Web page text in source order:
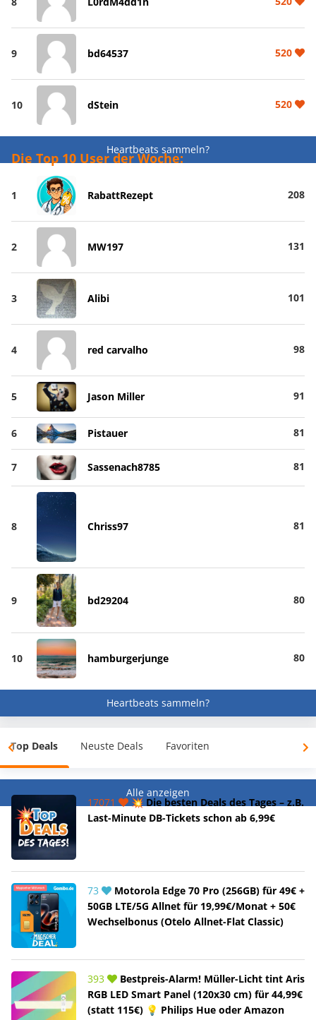
9 bd64537 520
10 dStein 520
Heartbeats sammeln?
Die Top 10 User der Woche:
1 RabattRezept 208
2 MW197 131
3 Alibi 101
4 red carvalho 98
5 Jason Miller 91
6 Pistauer 81
7 Sassenach8785 81
8 Chriss97 81
9 bd29204 80
10 hamburgerjunge 80
Heartbeats sammeln?
Top Deals Neuste Deals Favoriten
Alle anzeigen
17071
💥 Die besten Deals des Tages – z.B.
Last-Minute DB-Tickets schon ab 6,99€
73
Motorola Edge 70 Pro (256GB) für 49€ +
50GB LTE/5G Allnet für 19,99€/Monat + 50€
Wechselbonus (Otelo Allnet-Flat Classic)
393
Bestpreis-Alarm! Müller-Licht tint Aris
RGB LED Smart Panel (120x30 cm) für 44,99€
(statt 115€) 💡 Philips Hue oder Amazon